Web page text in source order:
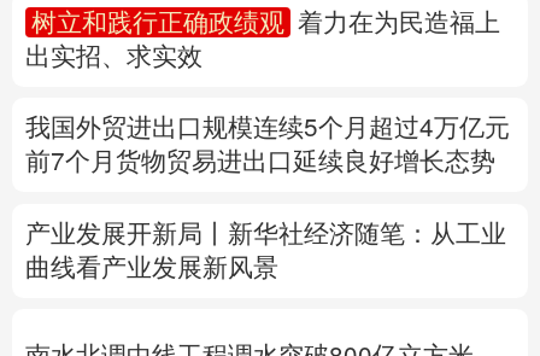
陕西 甘肃
English Español
树立和践行正确政绩观
着力在为民造福上
出实招、求实效
我国外贸进出口规模连续5个月超过4万亿元
前7个月货物贸易进出口延续良好增长态势
产业发展开新局丨 新华社经济随笔：从工业
曲线看产业发展新风景